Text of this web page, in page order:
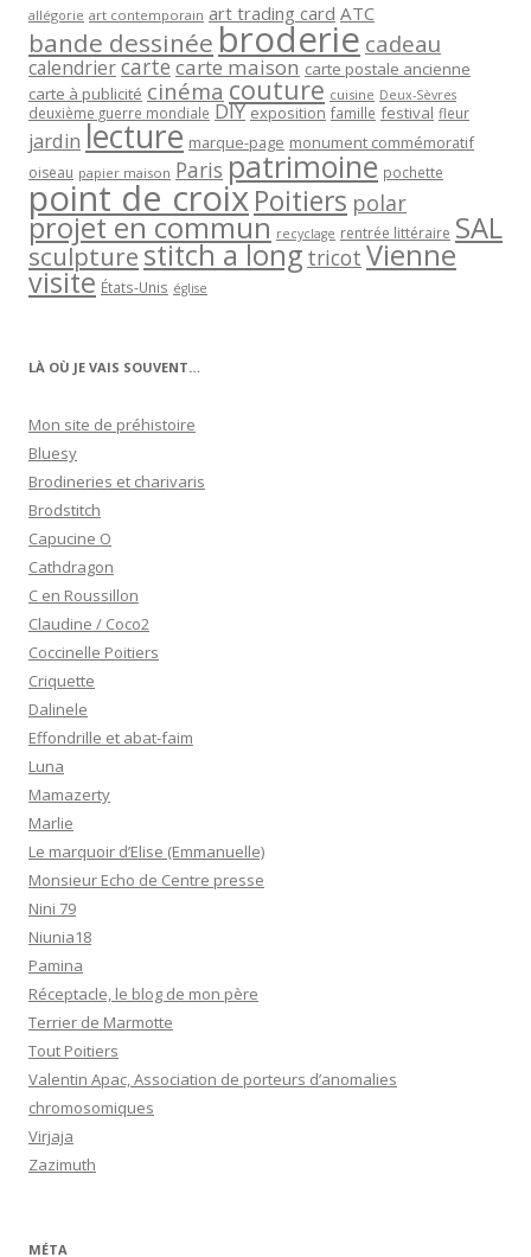
allégorie art contemporain art trading card ATC
bande dessinée broderie cadeau
calendriercartecarte maison carte postale ancienne
carte à publicité cinéma couture cuisine Deux-Sèvres
deuxième guerre mondiale DIY exposition famille festival fleur
jardin lecture marque-page monument commémoratif
oiseau papier maison Paris patrimoine pochette
point de croixPoitiers polar
projet en commun recyclage rentrée littéraire SAL
sculpturestitch a long tricot Vienne
visite États-Unis église
LÀ OÙ JE VAIS SOUVENT…
Mon site de préhistoire
Bluesy
Brodineries et charivaris
Brodstitch
Capucine O
Cathdragon
C en Roussillon
Claudine / Coco2
Coccinelle Poitiers
Criquette
Dalinele
Effondrille et abat-faim
Luna
Mamazerty
Marlie
Le marquoir d’Elise (Emmanuelle)
Monsieur Echo de Centre presse
Nini 79
Niunia18
Pamina
Réceptacle, le blog de mon père
Terrier de Marmotte
Tout Poitiers
Valentin Apac, Association de porteurs d’anomalies
chromosomiques
Virjaja
Zazimuth
MÉTA